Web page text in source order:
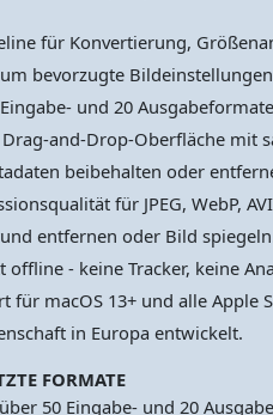
für Konvertierung,
bevorzugte
und 20
and-Drop-Oberfläche mit
beibehalten oder
für JPEG, WebP,
entfernen oder Bild
offline - keine Tracker, keine
für macOS 13+ und alle Apple
in Europa entwickelt.
FORMATE
50 Eingabe- und 20